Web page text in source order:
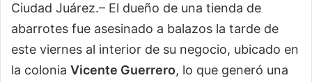
Ciudad Juárez.– El dueño de una tienda de
abarrotes fue asesinado a balazos la tarde de
este viernes al interior de su negocio, ubicado en
la colonia Vicente Guerrero, lo que generó una